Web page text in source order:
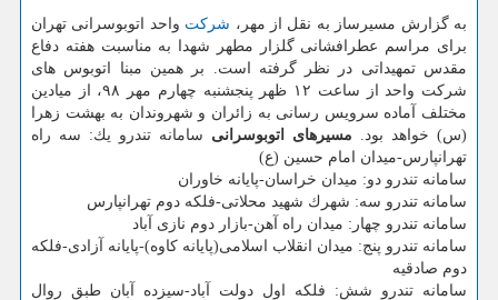
به گزارش مسیرساز به نقل از مهر، شركت واحد اتوبوسرانی تهران
برای مراسم عطرافشانی گلزار مطهر شهدا به مناسبت هفته دفاع
مقدس تمهیداتی در نظر گرفته است. بر همین مبنا اتوبوس های
شركت واحد از ساعت ۱۲ ظهر پنجشنبه چهارم مهر ۹۸، از میادین
مختلف آماده سرویس رسانی به زائران و شهروندان به بهشت زهرا
(س) خواهد بود. مسیرهای اتوبوسرانی سامانه تندرو یك: سه راه
تهرانپارس-میدان امام حسین (ع)
سامانه تندرو دو: میدان خراسان-پایانه خاوران
سامانه تندرو سه: شهرك شهید محلاتی-فلكه دوم تهرانپارس
سامانه تندرو چهار: میدان راه آهن-بازار دوم نازی آباد
سامانه تندرو پنج: میدان انقلاب اسلامی(پایانه كاوه)-پایانه آزادی-فلكه
دوم صادقیه
سامانه تندرو شش: فلكه اول دولت آباد-سیزده آبان طبق روال